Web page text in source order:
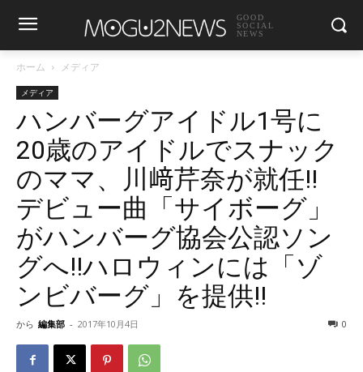
GOOD
SOCIAL
NEWS
ホーム メディア
メディア
ハンバーグアイドル1号に
20歳のアイドルでスナック
のママ、川﨑芹奈が就任!!
デビュー曲「サイボーグ」
がハンバーグ協会公認ソン
グへ!!ハロウィンには「ゾ
ンビバーグ」を提供!!
から 編集部 - 2017年10月4日 0